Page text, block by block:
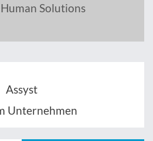
Solutions
Assyst
Unternehmen